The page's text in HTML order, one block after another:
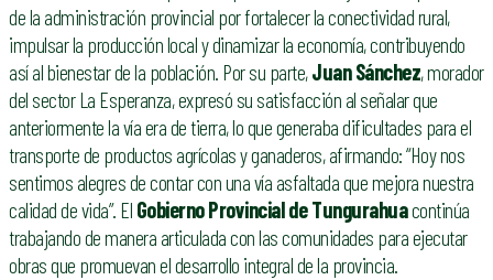
de la administración provincial por fortalecer la conectividad rural,
impulsar la producción local y dinamizar la economía, contribuyendo
así al bienestar de la población. Por su parte,Juan Sánchez, morador
del sector La Esperanza, expresó su satisfacción al señalar que
anteriormente la vía era de tierra, lo que generaba dificultades para el
transporte de productos agrícolas y ganaderos, afirmando: “Hoy nos
sentimos alegres de contar con una vía asfaltada que mejora nuestra
calidad de vida”. El Gobierno Provincial de Tungurahuacontinúa
trabajando de manera articulada con las comunidades para ejecutar
obras que promuevan el desarrollo integral de la provincia.